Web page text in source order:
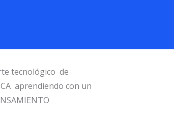
tecnológico de
aprendiendo con un